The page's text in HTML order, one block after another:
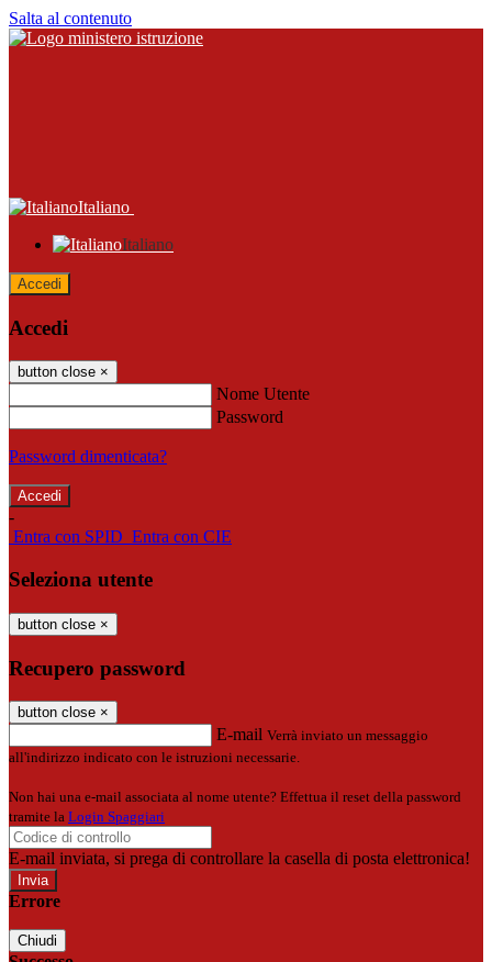
Salta al contenuto
Italiano
Italiano
Accedi
Accedi
button close ×
Nome Utente
Password
Password dimenticata?
-
Entra con SPID Entra con CIE
Seleziona utente
button close ×
Recupero password
button close ×
E-mail Verrà inviato un messaggio
all'indirizzo indicato con le istruzioni necessarie.
Non hai una e-mail associata al nome utente? Effettua il reset della password
tramite la Login Spaggiari
E-mail inviata, si prega di controllare la casella di posta elettronica!
Errore
Chiudi